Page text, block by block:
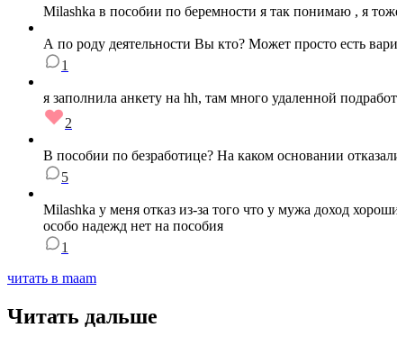
Milashka в пособии по беремности я так понимаю , я
А по роду деятельности Вы кто? Может просто есть
1
я заполнила анкету на hh, там много удаленной
2
В пособии по безработице? На каком основании
5
Milashka у меня отказ из-за того что у мужа доход
особо надежд нет на пособия
1
читать в maam
Читать дальше